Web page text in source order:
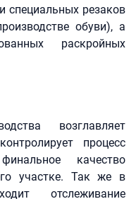
специальных резаков
обуви), а
раскройных
возглавляет
процесс
качество
участке. Так же в
отслеживание